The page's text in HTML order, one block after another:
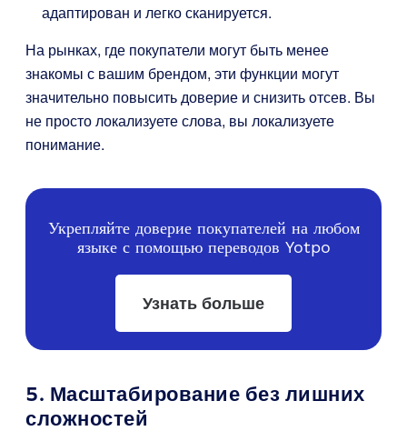
адаптирован и легко сканируется.
На рынках, где покупатели могут быть менее
знакомы с вашим брендом, эти функции могут
значительно повысить доверие и снизить отсев. Вы
не просто локализуете слова, вы локализуете
понимание.
Укрепляйте доверие покупателей на любом
языке с помощью переводов Yotpo
Узнать больше
5. Масштабирование без лишних
сложностей